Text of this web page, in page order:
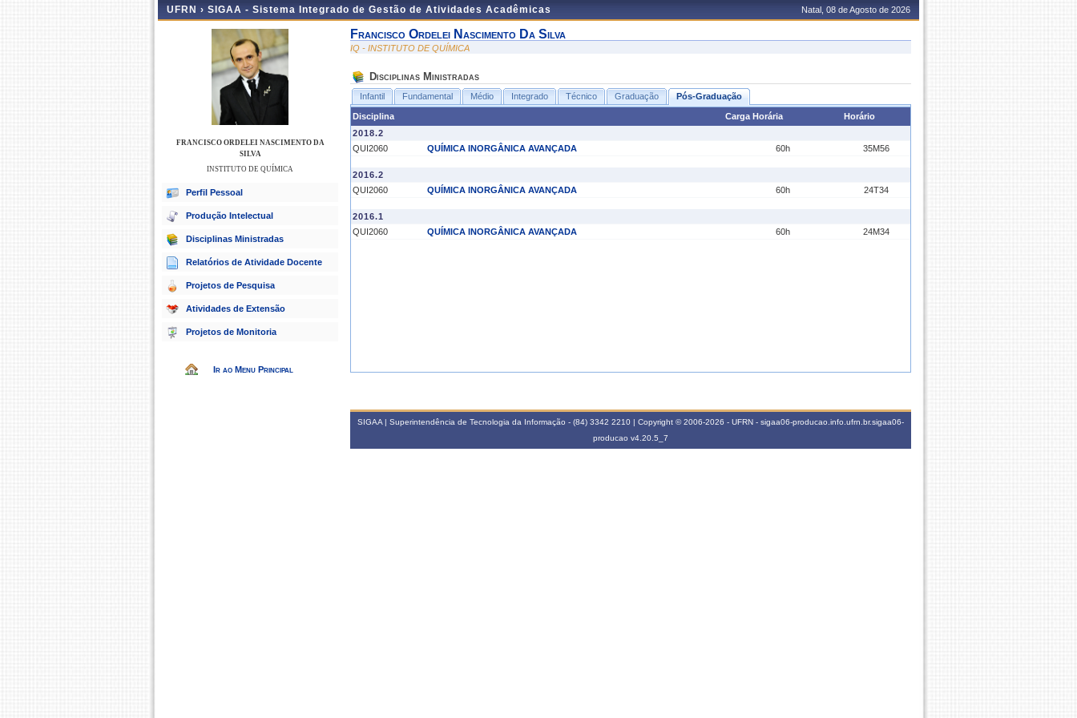
UFRN › SIGAA - Sistema Integrado de Gestão de Atividades Acadêmicas Natal, 08 de Agosto de 2026
FRANCISCO ORDELEI NASCIMENTO DA
SILVA
INSTITUTO DE QUÍMICA
Perfil Pessoal
Produção Intelectual
Disciplinas Ministradas
Relatórios de Atividade Docente
Projetos de Pesquisa
Atividades de Extensão
Projetos de Monitoria
Ir ao Menu Principal
Francisco Ordelei Nascimento Da Silva
IQ - INSTITUTO DE QUÍMICA
Disciplinas Ministradas
Infantil Fundamental Médio Integrado Técnico Graduação Pós-Graduação
Disciplina Carga Horária
Horário
2018.2
QUI2060
QUÍMICA INORGÂNICA AVANÇADA 60h 35M56
2016.2
QUI2060
QUÍMICA INORGÂNICA AVANÇADA 60h 24T34
2016.1
QUI2060
QUÍMICA INORGÂNICA AVANÇADA 60h 24M34
SIGAA | Superintendência de Tecnologia da Informação - (84) 3342 2210 | Copyright © 2006-2026 - UFRN - sigaa06-producao.info.ufrn.br.sigaa06-
producao v4.20.5_7